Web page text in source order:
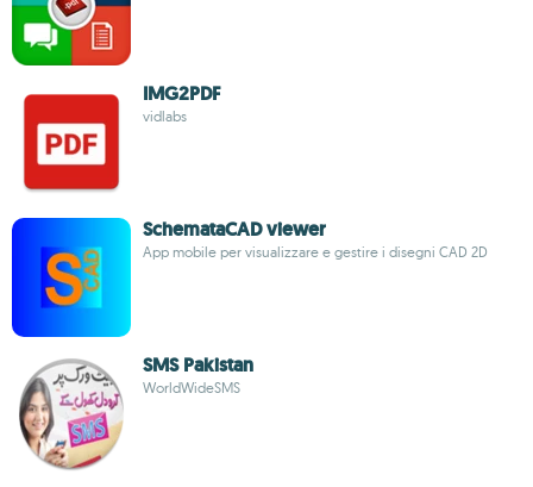
IMG2PDF
vidlabs
SchemataCAD viewer
App mobile per visualizzare e gestire i disegni CAD 2D
SMS Pakistan
WorldWideSMS